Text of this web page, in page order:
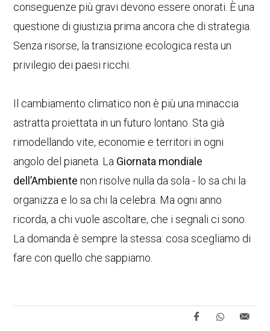
conseguenze più gravi devono essere onorati. È una
questione di giustizia prima ancora che di strategia.
Senza risorse, la transizione ecologica resta un
privilegio dei paesi ricchi.
Il cambiamento climatico non è più una minaccia
astratta proiettata in un futuro lontano. Sta già
rimodellando vite, economie e territori in ogni
angolo del pianeta. La Giornata mondiale
dell’Ambiente non risolve nulla da sola - lo sa chi la
organizza e lo sa chi la celebra. Ma ogni anno
ricorda, a chi vuole ascoltare, che i segnali ci sono.
La domanda è sempre la stessa: cosa scegliamo di
fare con quello che sappiamo.